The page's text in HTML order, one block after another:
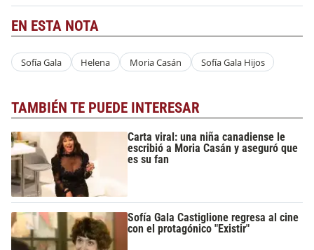
EN ESTA NOTA
Sofía Gala Helena Moria Casán Sofía Gala Hijos
TAMBIÉN TE PUEDE INTERESAR
Carta viral: una niña canadiense le
escribió a Moria Casán y aseguró que
es su fan
Sofía Gala Castiglione regresa al cine
con el protagónico "Existir"